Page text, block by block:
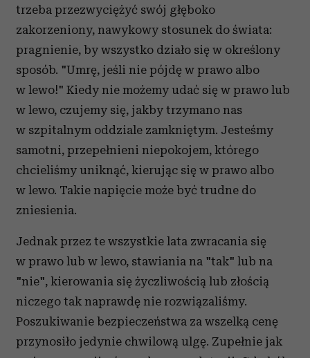
trzeba przezwyciężyć swój głęboko
zakorzeniony, nawykowy stosunek do świata:
pragnienie, by wszystko działo się w określony
sposób. "Umrę, jeśli nie pójdę w prawo albo
w lewo!" Kiedy nie możemy udać się w prawo lub
w lewo, czujemy się, jakby trzymano nas
w szpitalnym oddziale zamkniętym. Jesteśmy
samotni, przepełnieni niepokojem, którego
chcieliśmy uniknąć, kierując się w prawo albo
w lewo. Takie napięcie może być trudne do
zniesienia.
Jednak przez te wszystkie lata zwracania się
w prawo lub w lewo, stawiania na "tak" lub na
"nie", kierowania się życzliwością lub złością
niczego tak naprawdę nie rozwiązaliśmy.
Poszukiwanie bezpieczeństwa za wszelką cenę
przynosiło jedynie chwilową ulgę. Zupełnie jak